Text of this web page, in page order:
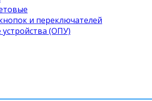
и переключателей
(ОПУ)